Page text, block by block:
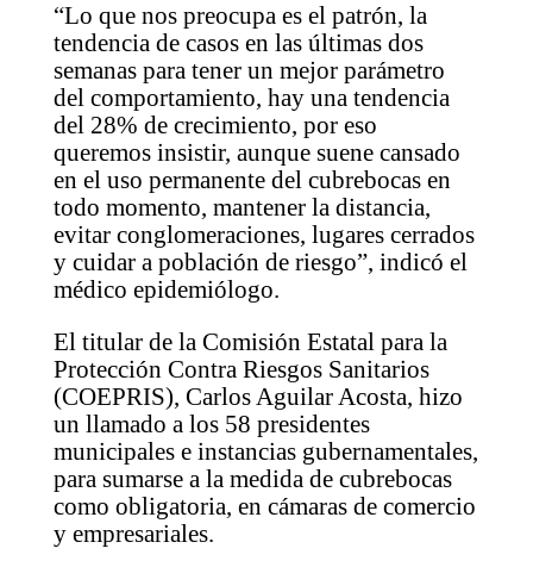
“Lo que nos preocupa es el patrón, la
tendencia de casos en las últimas dos
semanas para tener un mejor parámetro
del comportamiento, hay una tendencia
del 28% de crecimiento, por eso
queremos insistir, aunque suene cansado
en el uso permanente del cubrebocas en
todo momento, mantener la distancia,
evitar conglomeraciones, lugares cerrados
y cuidar a población de riesgo”, indicó el
médico epidemiólogo.
El titular de la Comisión Estatal para la
Protección Contra Riesgos Sanitarios
(COEPRIS), Carlos Aguilar Acosta, hizo
un llamado a los 58 presidentes
municipales e instancias gubernamentales,
para sumarse a la medida de cubrebocas
como obligatoria, en cámaras de comercio
y empresariales.